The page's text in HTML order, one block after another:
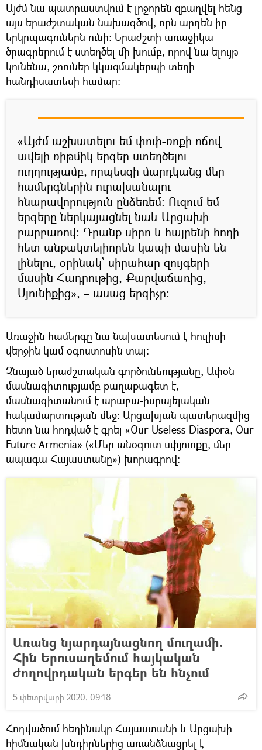
Այժմ նա պատրաստվում է լրջորեն զբաղվել հենց
այս երաժշտական նախագծով, որն արդեն իր
երկրպագուներն ունի։ Երաժշտի առաջիկա
ծրագրերում է ստեղծել մի խումբ, որով նա ելույթ
կունենա, շոուներ կկազմակերպի տեղի
հանդիսատեսի համար:
«Այժմ աշխատելու եմ փոփ-ռոքի ոճով
ավելի ռիթմիկ երգեր ստեղծելու
ուղղությամբ, որպեսզի մարդկանց մեր
համերգներին ուրախանալու
հնարավորություն ընձեռեմ։ Ուզում եմ
երգերը ներկայացնել նաև Արցախի
բարբառով։ Դրանք սիրո և հայրենի հողի
հետ անքակտելիորեն կապի մասին են
լինելու, օրինակ՝ սիրահար զույգերի
մասին Հադրութից, Քարվաճառից,
Սյունիքից», – ասաց երգիչը։
Առաջին համերգը նա նախատեսում է հուլիսի
վերջին կամ օգոստոսին տալ։
Չնայած երաժշտական գործունեությանը, Ափօն
մասնագիտությամբ քաղաքագետ է,
մասնագիտանում է արաբա-իսրայելական
հակամարտության մեջ։ Արցախյան պատերազմից
հետո նա հոդված է գրել «Our Useless Diaspora, Our
Future Armenia» («Մեր անօգուտ սփյուռքը, մեր
ապագա Հայաստանը») խորագրով։
Առանց նյարդայնացնող մուղամի.
Հին Երուսաղեմում հայկական
ժողովրդական երգեր են հնչում
5 փետրվարի 2020, 09:18
Հոդվածում հեղինակը Հայաստանի և Արցախի
հիմնական խնդիրներից առանձնացրել է